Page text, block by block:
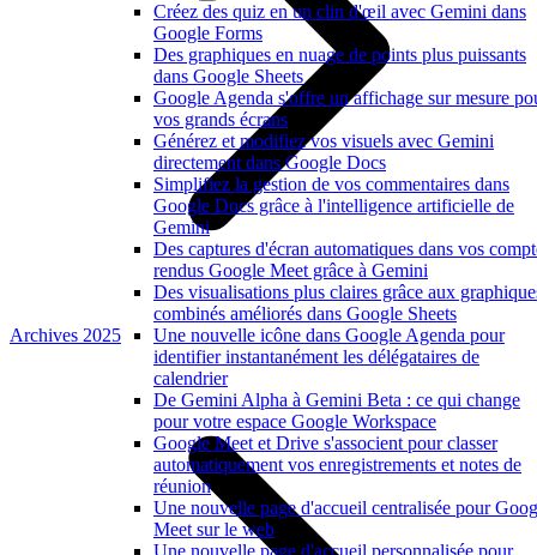
Créez des quiz en un clin d'œil avec Gemini dans
Google Forms
Des graphiques en nuage de points plus puissants
dans Google Sheets
Google Agenda s'offre un affichage sur mesure
vos grands écrans
Générez et modifiez vos visuels avec Gemini
directement dans Google Docs
Simplifiez la gestion de vos commentaires dans
Google Docs grâce à l'intelligence artificielle de
Gemini
Des captures d'écran automatiques dans vos
rendus Google Meet grâce à Gemini
Des visualisations plus claires grâce aux
combinés améliorés dans Google Sheets
Une nouvelle icône dans Google Agenda pour
identifier instantanément les délégataires de
calendrier
De Gemini Alpha à Gemini Beta : ce qui change
pour votre espace Google Workspace
Google Meet et Drive s'associent pour classer
automatiquement vos enregistrements et notes de
réunion
Une nouvelle page d'accueil centralisée pour
Meet sur le web
Une nouvelle page d'accueil personnalisée pour
Archives 2025